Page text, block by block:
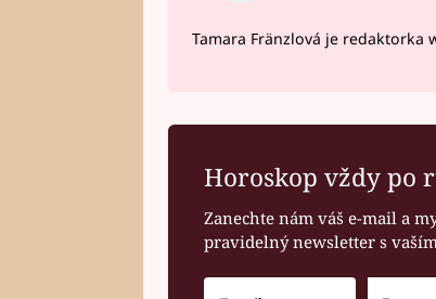
Tamara Fränzlová je redaktorka
Horoskop vždy po
Zanechte nám váš e-mail a
pravidelný newsletter s